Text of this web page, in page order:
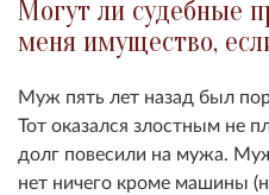
Могут ли судебные
меня имущество,
Муж пять лет назад был
Тот оказался злостным не
долг повесили на мужа.
нет ничего кроме машины